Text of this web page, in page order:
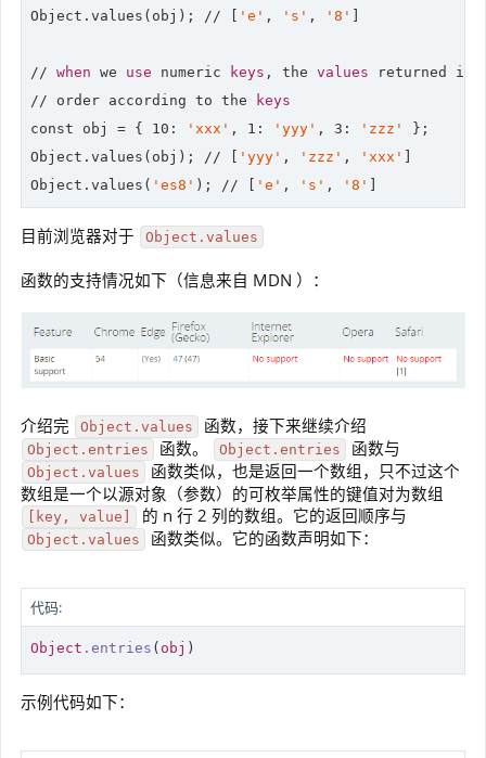
Object.values(obj); // 'e' , 's' , '8'
// when we use numeric keys , the values returned in
// order according to the
keys
const obj = { 10 : 'xxx' , 1 : 'yyy' , 3 : 'zzz'
};
Object.values(obj); // 'yyy' , 'zzz' , 'xxx'
Object.values( 'es8' ); // 'e' , 's' , '8'
目前浏览器对于 Object.values
函数的支持情况如下（信息来自 MDN ）：
介绍完 Object.values 函数，接下来继续介绍
Object.entries 函数。 Object.entries 函数与
Object.values
函数类似，也是返回一个数组，只不过这个
数组是一个以源对象（参数）的可枚举属性的键值对为数组
[key, value] 的 n 行 2 列的数组。它的返回顺序与
Object.values 函数类似。它的函数声明如下：
代码:
Object .entries ( obj )
示例代码如下：